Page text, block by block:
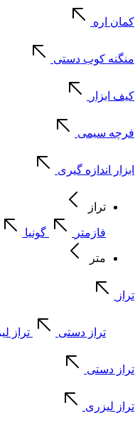
کمان اره
منگنه کوب دستی
کیف ابزار
فرچه سیمی
ابزار اندازه گیری
تراز
فازمتر گونیا
متر
تراز
تراز دستی تراز
تراز دستی
تراز لیزری